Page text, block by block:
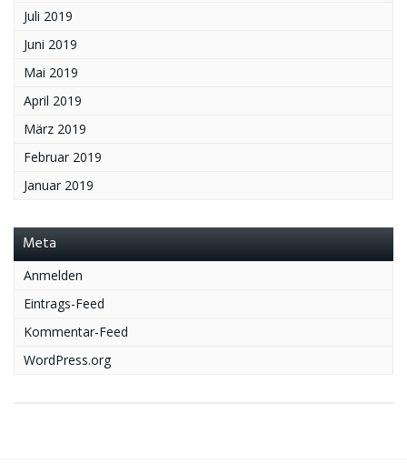
Juli 2019
Juni 2019
Mai 2019
April 2019
März 2019
Februar 2019
Januar 2019
Meta
Anmelden
Eintrags-Feed
Kommentar-Feed
WordPress.org